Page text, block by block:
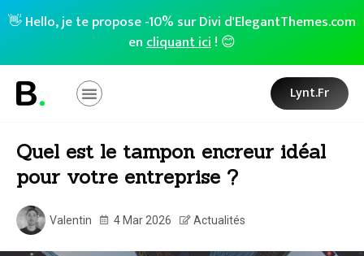
👋 Hello, je te propose -10% sur Divi d'ElegantThemes.com
encliquant ici! 😊
Lynt.fr
Quel est le tampon encreur idéal
pour votre entreprise ?
Valentin 4 Mar 2026 Actualités